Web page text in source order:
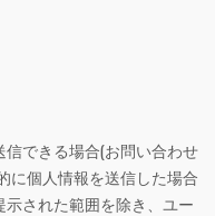
できる場合(お問い合わせ
に個人情報を送信した場合
された範囲を除き、ユー